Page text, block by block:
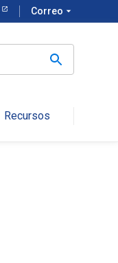
Correo arrow_drop_down
Recursos